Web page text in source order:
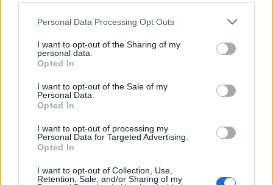
Please note that this website/app uses one or more Google
not limited to your visit or usage behaviour. You may click to
grant or deny consent to Google and its third-party tags to
use your data for below specified purposes in below Google
consent section.
Personal Data Processing Opt Outs
I want to opt-out of the Sharing of my
personal data.
Opted In
I want to opt-out of the Sale of my
Personal Data.
Opted In
I want to opt-out of processing my
Personal Data for Targeted Advertising.
Opted In
I want to opt-out of Collection, Use,
Retention, Sale, and/or Sharing of my
Δημοφιλείς Ειδήσεις
Ανοικτές 1.779 θέσεις εργασίας στο
Δημόσιο (χωρίς πτυχίο)